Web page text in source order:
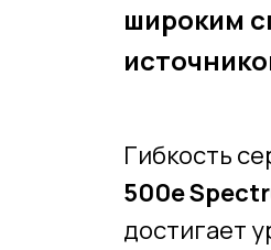
Гибкость
500e
достигает
широким